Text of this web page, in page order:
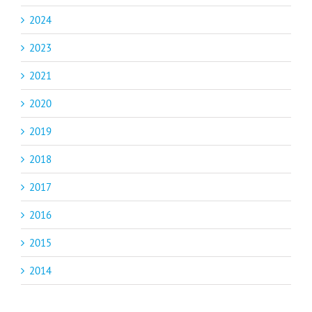
2024
2023
2021
2020
2019
2018
2017
2016
2015
2014